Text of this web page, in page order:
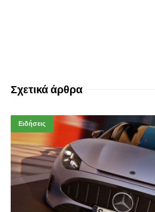
Σχετικά άρθρα
Ειδήσεις